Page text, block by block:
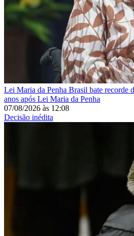
Lei Maria da Penha Brasil bate recorde
anos após Lei Maria da Penha
07/08/2026 às 12:08
Decisão inédita